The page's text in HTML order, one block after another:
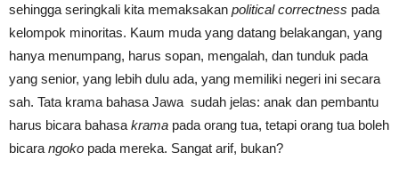
sehingga seringkali kita memaksakan political correctness pada
kelompok minoritas. Kaum muda yang datang belakangan, yang
hanya menumpang, harus sopan, mengalah, dan tunduk pada
yang senior, yang lebih dulu ada, yang memiliki negeri ini secara
sah. Tata krama bahasa Jawa sudah jelas: anak dan pembantu
harus bicara bahasa krama pada orang tua, tetapi orang tua boleh
bicara ngoko pada mereka. Sangat arif, bukan?